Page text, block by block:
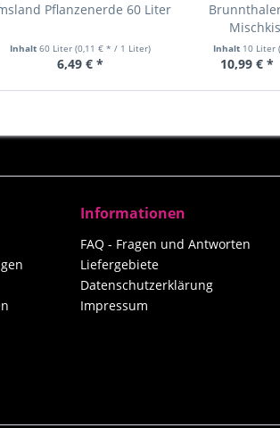
Pflanzenerde 60 Liter
Inhalt 60 Liter (0,11 € * / 1 Liter)
6,49 € *
Inhalt 10 Liter
10,99 € *
Informationen
FAQ - Fragen und Antworten
Liefergebiete
Datenschutzerklärung
Impressum